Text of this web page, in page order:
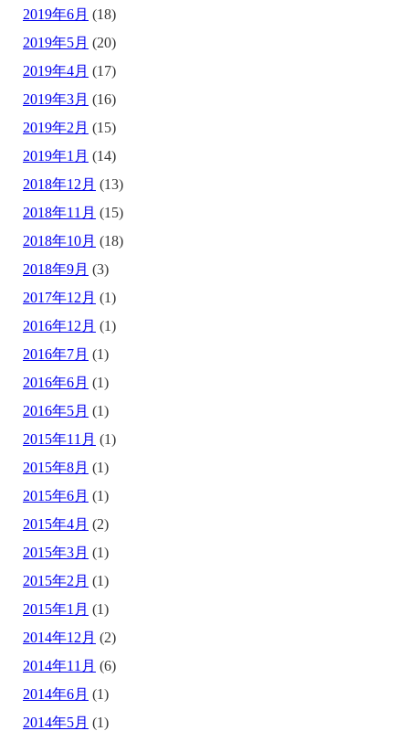
2019年6月 (18)
2019年5月 (20)
2019年4月 (17)
2019年3月 (16)
2019年2月 (15)
2019年1月 (14)
2018年12月 (13)
2018年11月 (15)
2018年10月 (18)
2018年9月 (3)
2017年12月 (1)
2016年12月 (1)
2016年7月 (1)
2016年6月 (1)
2016年5月 (1)
2015年11月 (1)
2015年8月 (1)
2015年6月 (1)
2015年4月 (2)
2015年3月 (1)
2015年2月 (1)
2015年1月 (1)
2014年12月 (2)
2014年11月 (6)
2014年6月 (1)
2014年5月 (1)